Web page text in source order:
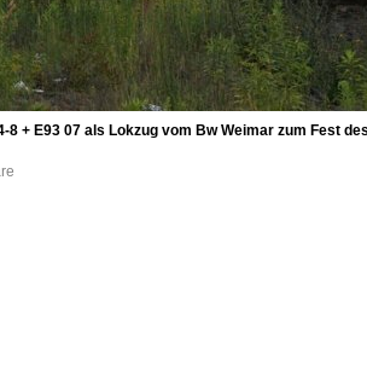
8 + E93 07 als Lokzug vom Bw Weimar zum Fest